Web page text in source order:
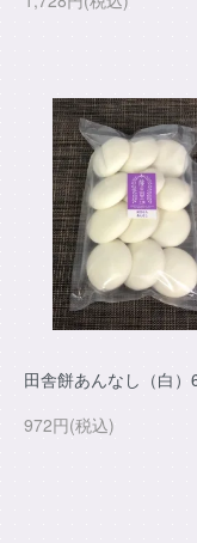
田舎餅あんなし（白）
972円(税込)